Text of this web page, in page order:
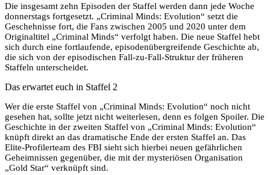
Die insgesamt zehn Episoden der Staffel werden dann jede Woche
donnerstags fortgesetzt. „Criminal Minds: Evolution“ setzt die
Geschehnisse fort, die Fans zwischen 2005 und 2020 unter dem
Originaltitel „Criminal Minds“ verfolgt haben. Die neue Staffel hebt
sich durch eine fortlaufende, episodenübergreifende Geschichte ab,
die sich von der episodischen Fall-zu-Fall-Struktur der früheren
Staffeln unterscheidet.
Das erwartet euch in Staffel 2
Wer die erste Staffel von „Criminal Minds: Evolution“ noch nicht
gesehen hat, sollte jetzt nicht weiterlesen, denn es folgen Spoiler. Die
Geschichte in der zweiten Staffel von „Criminal Minds: Evolution“
knüpft direkt an das dramatische Ende der ersten Staffel an. Das
Elite-Profilerteam des FBI sieht sich hierbei neuen gefährlichen
Geheimnissen gegenüber, die mit der mysteriösen Organisation
„Gold Star“ verknüpft sind.